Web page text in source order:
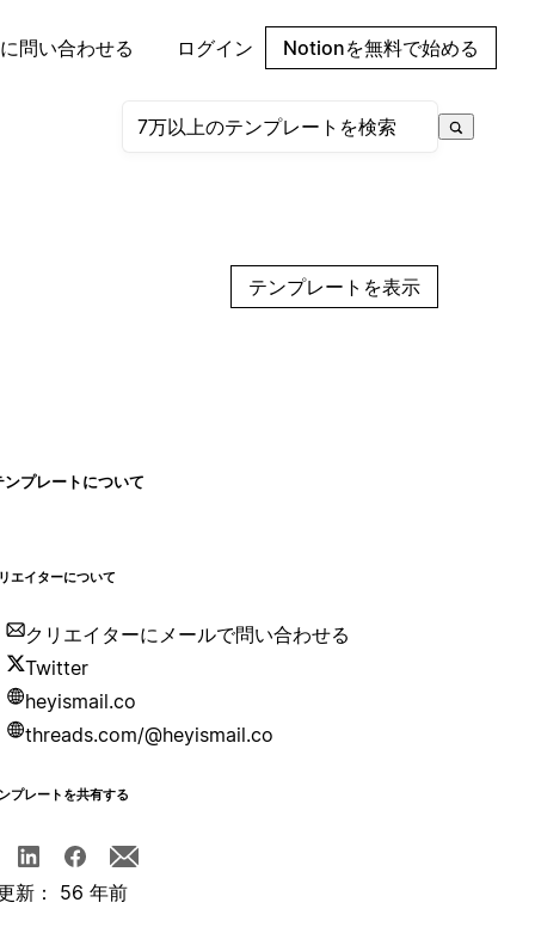
問い合わせる ログイン Notionを無料で始める
テンプレートを表示
ンプレートについて
エイターについて
クリエイターにメールで問い合わせる
Twitter
heyismail.co
threads.com/@heyismail.co
プレートを共有する
新： 56 年前